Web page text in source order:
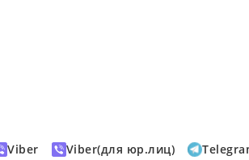
Viber Viber(для юр.лиц)